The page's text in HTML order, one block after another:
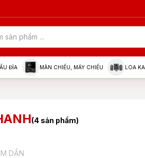
ĐĨA MÀN CHIẾU, MÁY CHIẾU LOA
(4 sản phẩm)
DẦN